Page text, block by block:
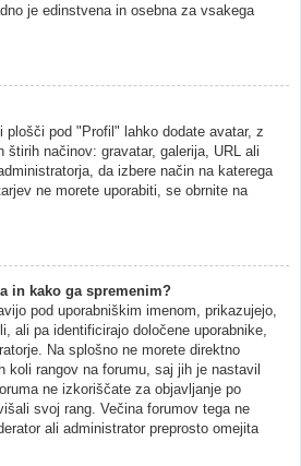
je edinstvena in osebna za vsakega
plošči pod "Profil" lahko dodate avatar, z
štirih načinov: gravatar, galerija, URL ali
da izbere način na katerega
ne morete uporabiti, se obrnite na
in kako ga spremenim?
pod uporabniškim imenom, prikazujejo,
ali pa identificirajo določene uporabnike,
Na splošno ne morete direktno
koli rangov na forumu, saj jih je nastavil
ne izkoriščate za objavljanje po
svoj rang. Večina forumov tega ne
ali administrator preprosto omejita